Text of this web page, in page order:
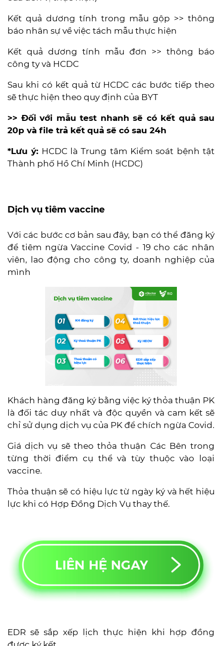
Kết quả dương tính trong mẫu gộp >> thông
báo nhân sự về việc tách mẫu thực hiện
Kết quả dương tính mẫu đơn >> thông báo
công ty và HCDC
Sau khi có kết quả từ HCDC các bước tiếp theo
sẽ thực hiện theo quy định của BYT
>> Đối với mẫu test nhanh sẽ có kết quả sau
20p và file trả kết quả sẽ có sau 24h
*Lưu ý: HCDC là Trung tâm Kiểm soát bệnh tật
Thành phố Hồ Chí Minh (HCDC)
Dịch vụ tiêm vaccine
Với các bước cơ bản sau đây, bạn có thể đăng ký
để tiêm ngừa Vaccine Covid - 19 cho các nhân
viên, lao động cho công ty, doanh nghiệp của
mình
Khách hàng đăng ký bằng việc ký thỏa thuận PK
là đối tác duy nhất và độc quyền và cam kết sẽ
chỉ sử dụng dịch vụ của PK để chích ngừa Covid.
Giá dịch vụ sẽ theo thỏa thuận Các Bên trong
từng thời điểm cụ thể và tùy thuộc vào loại
vaccine.
Thỏa thuận sẽ có hiệu lực từ ngày ký và hết hiệu
lực khi có Hợp Đồng Dịch Vụ thay thế.
EDR sẽ sắp xếp lịch thực hiện khi hợp đồng